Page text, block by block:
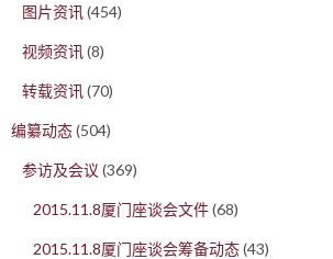
图片资讯(454)
视频资讯(8)
转载资讯(70)
编纂动态(504)
参访及会议 (369)
2015.11.8厦门座谈会文件(68)
2015.11.8厦门座谈会筹备动态(43)